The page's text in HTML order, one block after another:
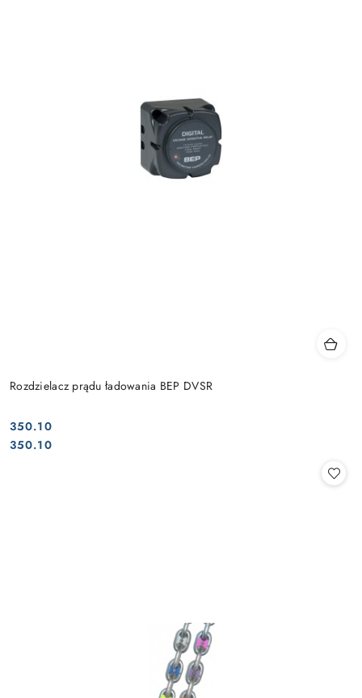
Rozdzielacz prądu ładowania BEP DVSR
Cena:
350.10
Cena:
350.10